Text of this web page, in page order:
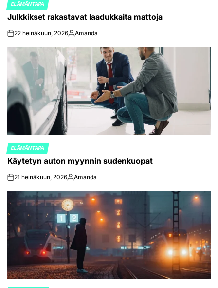
POSTED
IN
ELÄMÄNTAPA
Julkkikset rakastavat laadukkaita mattoja
on22 heinäkuun, 2026Posted
Amanda
POSTED
IN
ELÄMÄNTAPA
Käytetyn auton myynnin sudenkuopat
on21 heinäkuun, 2026Posted
Amanda